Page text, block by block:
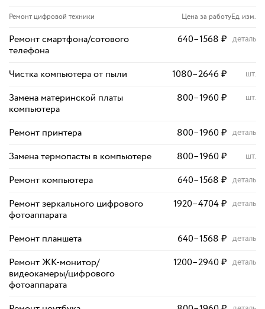
Ремонт цифровой техники Цена за работуЕд. изм.
Ремонт смартфона/сотового
телефона
640–1568 ₽ деталь
Чистка компьютера от пыли 1080–2646₽ шт.
Замена материнской платы
компьютера
800–1960₽ шт.
Ремонт принтера 800–1960₽ деталь
Замена термопасты в компьютере 800–1960₽ шт.
Ремонт компьютера 640–1568 ₽ деталь
Ремонт зеркального цифрового
фотоаппарата
1920–4704₽ деталь
Ремонт планшета 640–1568 ₽ деталь
Ремонт ЖК-монитор/
видеокамеры/цифрового
фотоаппарата
1200–2940₽ деталь